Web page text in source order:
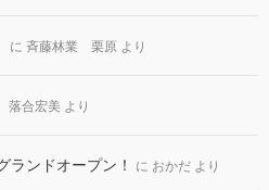
に 斉藤林業 栗原 より
合宏美 より
ンドオープン！ に おかだ より